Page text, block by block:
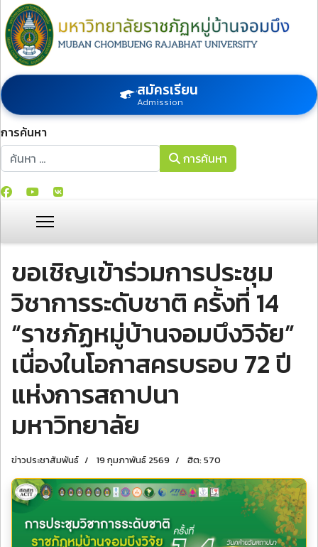
สมัครเรียน
Admission
การค้นหา
การค้นหา
การค้นหา
ขอเชิญเข้าร่วมการประชุม
วิชาการระดับชาติ ครั้งที่ 14
“ราชภัฏหมู่บ้านจอมบึงวิจัย”
เนื่องในโอกาสครบรอบ 72 ปี
แห่งการสถาปนา
มหาวิทยาลัย
ข่าวประชาสัมพันธ์ 19 กุมภาพันธ์ 2569 ฮิต: 570